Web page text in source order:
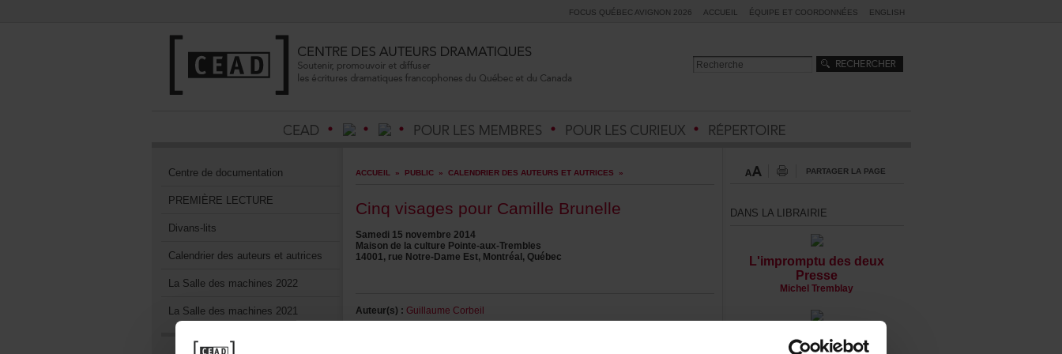
FOCUSQUÉBECAVIGNON2026 ACCUEIL ÉQUIPEETCOORDONNÉES ENGLISH
Centrededocumentation
PREMIÈRELECTURE
Divans-lits
Calendrierdesauteursetautrices
LaSalledesmachines2022
LaSalledesmachines2021
ACCUEIL » PUBLIC» CALENDRIERDESAUTEURSETAUTRICES »
CinqvisagespourCamilleBrunelle
Samedi15novembre2014
MaisondelaculturePointe-aux-Trembles
14001,rueNotre-DameEst,Montréal,Québec
Auteur(s): GuillaumeCorbeil
PARTAGERLAPAGE
DANSLALIBRAIRIE
L'impromptudesdeux
Presse
MichelTremblay
PsychédéliqueMarilou
Pierre-MichelTremblay